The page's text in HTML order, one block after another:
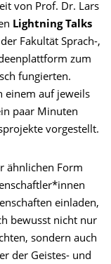
von Prof. Dr. Lars
Lightning Talks
Fakultät Sprach-,
zum
fungierten.
einem auf jeweils
paar Minuten
vorgestellt.
ähnlichen Form
einladen,
bewusst nicht nur
sondern auch
der Geistes- und